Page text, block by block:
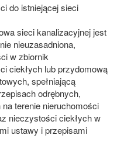
do istniejącej sieci
sieci kanalizacyjnej jest
nieuzasadniona,
w zbiornik
ciekłych lub przydomową
spełniającą
odrębnych,
terenie nieruchomości
nieczystości ciekłych w
ustawy i przepisami